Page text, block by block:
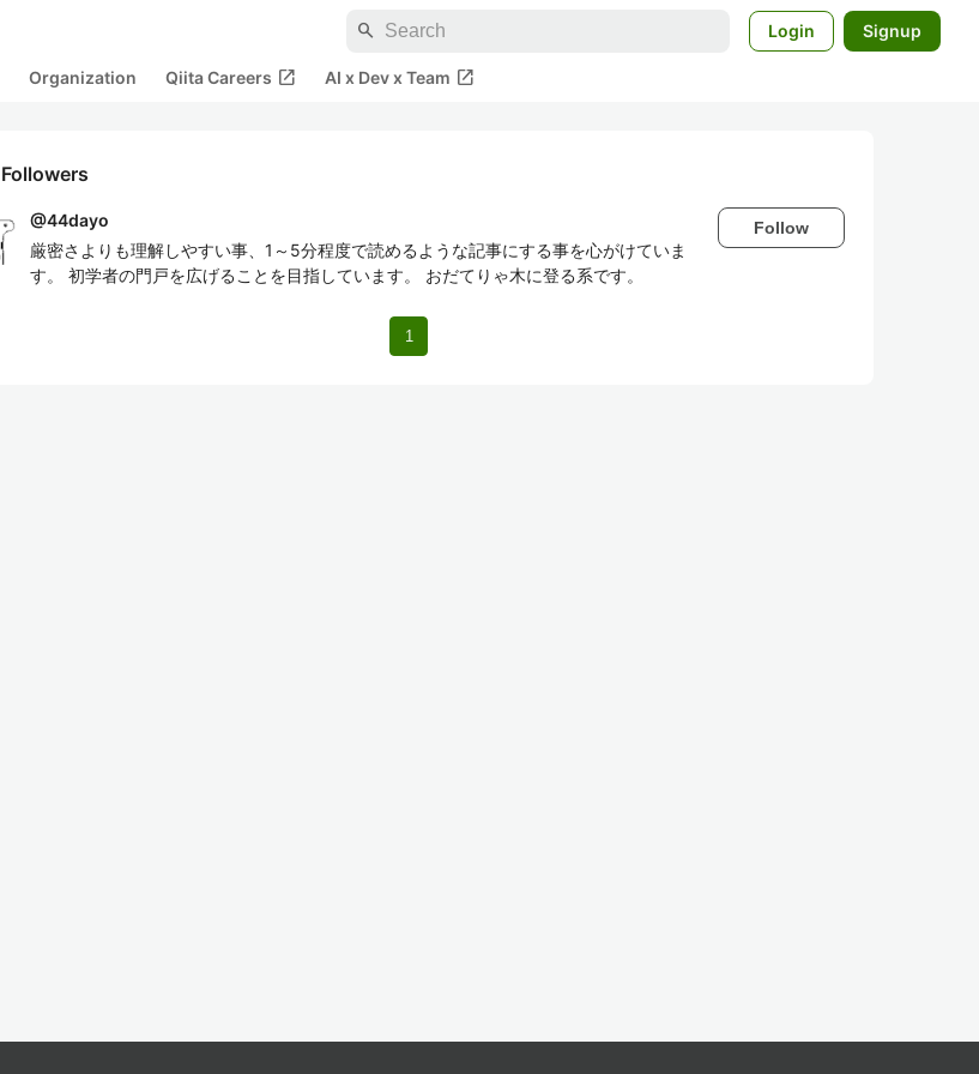
search Login Signup
Organization Qiita Careers open_in_new AI x Dev x Team open_in_new
Followers
@44dayo
厳密さよりも理解しやすい事、1～5分程度で読めるような記事にする事を心がけていま
す。 初学者の門戸を広げることを目指しています。 おだてりゃ木に登る系です。
Follow
1